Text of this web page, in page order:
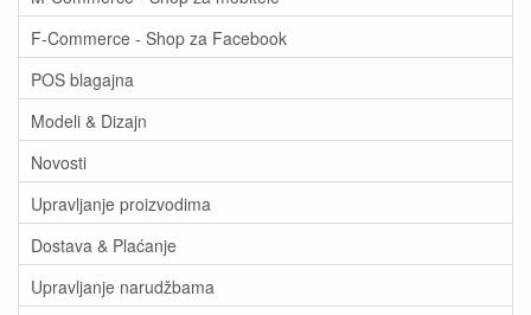
F-Commerce - Shop za Facebook
POS blagajna
Modeli & Dizajn
Novosti
Upravljanje proizvodima
Dostava & Plaćanje
Upravljanje narudžbama